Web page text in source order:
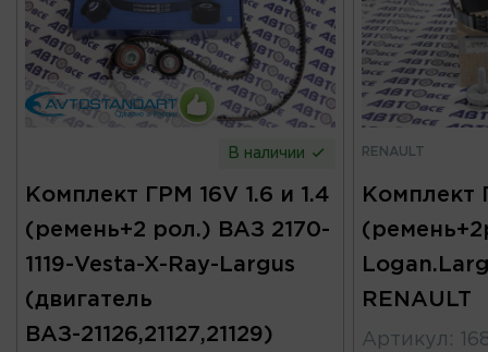
В наличии
Комплект ГРМ 16V 1.6 и 1.4
(ремень+2 рол.) ВАЗ 2170-
1119-Vesta-X-Ray-Largus
(двигатель
ВАЗ-21126,21127,21129)
RENAULT
Комплект
RENAULT
Артикул :